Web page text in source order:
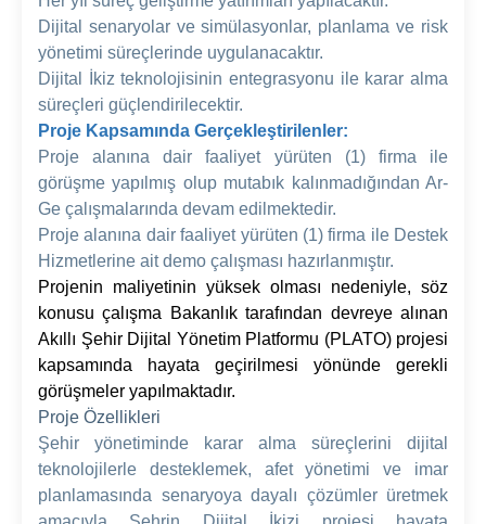
Dijital senaryolar ve simülasyonlar, planlama ve risk
yönetimi süreçlerinde uygulanacaktır.
Dijital İkiz teknolojisinin entegrasyonu ile karar alma
süreçleri güçlendirilecektir.
Proje Kapsamında Gerçekleştirilenler:
Proje alanına dair faaliyet yürüten (1) firma ile
görüşme yapılmış olup mutabık kalınmadığından Ar-
Ge çalışmalarında devam edilmektedir.
Proje alanına dair faaliyet yürüten (1) firma ile Destek
Hizmetlerine ait demo çalışması hazırlanmıştır.
Projenin maliyetinin yüksek olması nedeniyle, söz
konusu çalışma Bakanlık tarafından devreye alınan
Akıllı Şehir Dijital Yönetim Platformu (PLATO) projesi
kapsamında hayata geçirilmesi yönünde gerekli
görüşmeler yapılmaktadır.
Proje Özellikleri
Şehir yönetiminde karar alma süreçlerini dijital
teknolojilerle desteklemek, afet yönetimi ve imar
planlamasında senaryoya dayalı çözümler üretmek